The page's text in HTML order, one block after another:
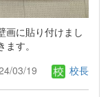
画に貼り付けまし
す。
03/19 校長